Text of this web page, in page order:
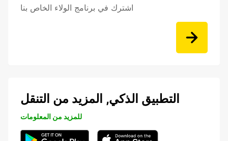
اشترك في برنامج الولاء الخاص بنا
التطبيق الذكي, المزيد من التنقل
للمزيد من المعلومات